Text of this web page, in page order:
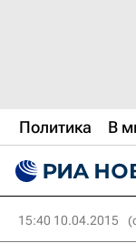
Политика В
15:40 10.04.2015